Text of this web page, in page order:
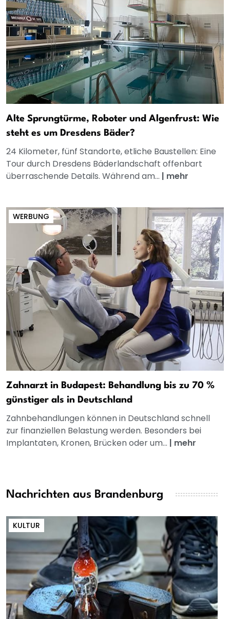
Alte Sprungtürme, Roboter und Algenfrust: Wie
steht es um Dresdens Bäder?
24 Kilometer, fünf Standorte, etliche Baustellen: Eine
Tour durch Dresdens Bäderlandschaft offenbart
überraschende Details. Während am... | mehr
WERBUNG
Zahnarzt in Budapest: Behandlung bis zu 70 %
günstiger als in Deutschland
Zahnbehandlungen können in Deutschland schnell
zur finanziellen Belastung werden. Besonders bei
Implantaten, Kronen, Brücken oder um... | mehr
Nachrichten aus Brandenburg
KULTUR